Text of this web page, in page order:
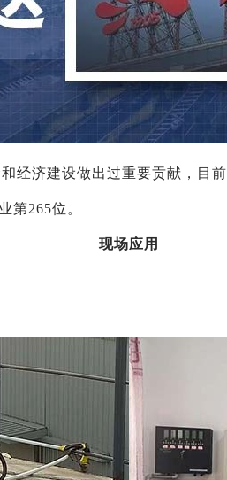
经济建设做出过重要贡献，目
第265位。
现场应用